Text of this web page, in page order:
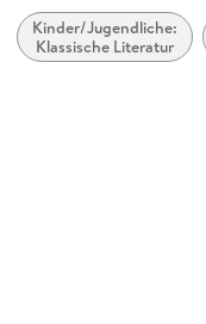
Reihe
Fischer Klassik
Kinder/Jugendliche:
Klassische Literatur